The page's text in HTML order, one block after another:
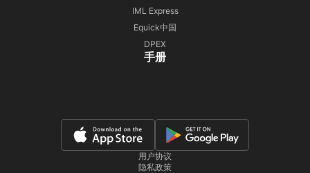
IML Express
Equick中国
DPEX
手册
用户协议
隐私政策